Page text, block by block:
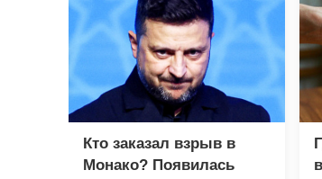
Кто заказал взрыв в
Монако? Появилась